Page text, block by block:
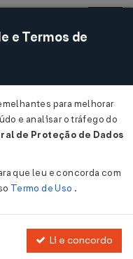
Acessar
meses de agosto a
Voltar
e Termos de
para melhorar
e analisar o tráfego do
de Proteção de Dados
que leu e concorda com
Termo de Uso .
Li e concordo